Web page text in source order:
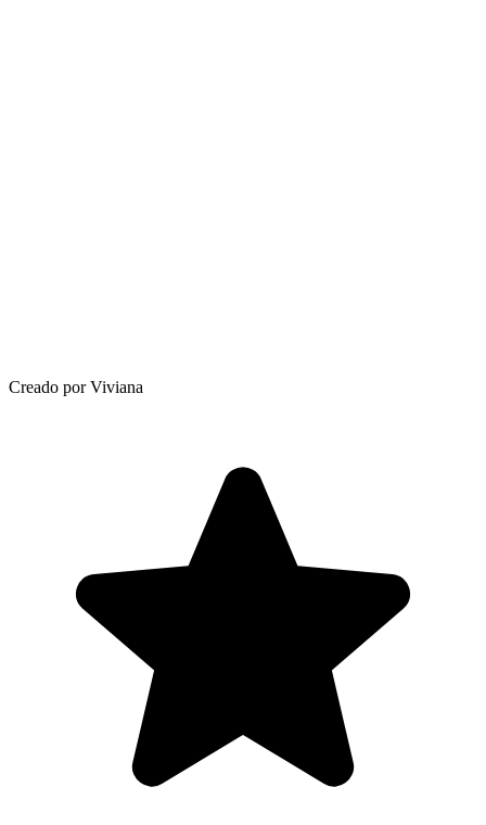
Creado por Viviana